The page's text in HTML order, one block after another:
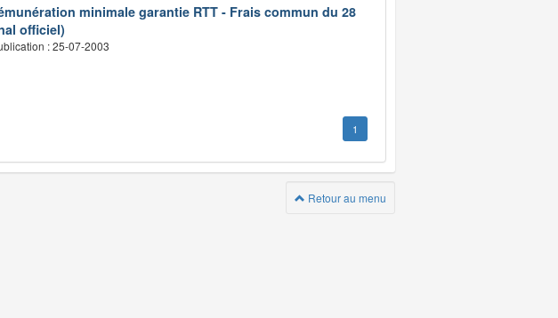
minimale garantie RTT - Frais commun du 28
officiel)
: 25-07-2003
1
Retour au menu